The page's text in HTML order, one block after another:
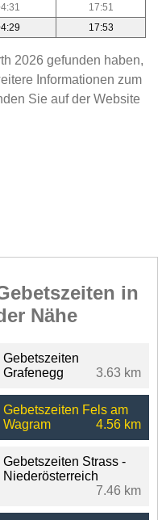
17:51
17:53
2026 gefunden haben,
Informationen zum
Sie auf der Website
in
Nähe
Gebetszeiten
Grafenegg
3.63 km
Gebetszeiten Fels am
Wagram
4.56 km
Gebetszeiten Strass -
Niederösterreich
7.46 km